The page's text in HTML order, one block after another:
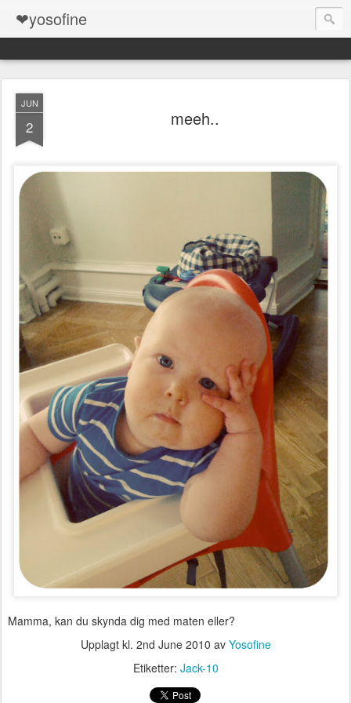
❤yosofine
JUN
2 meeh..
Mamma, kan du skynda dig med maten eller?
Upplagt kl. 2nd June 2010 av Yosofine
Etiketter: Jack-10